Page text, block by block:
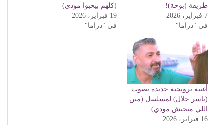
طريقة (بوحة)!
7 فبراير، 2026
في "دراما"
(كلهم بيحبوا مودي)
19 فبراير، 2026
في "دراما"
أغنية ترويجية جديدة بصوت
(ياسر جلال) لمسلسل (مين
اللي ميحبش مودي)
16 فبراير، 2026